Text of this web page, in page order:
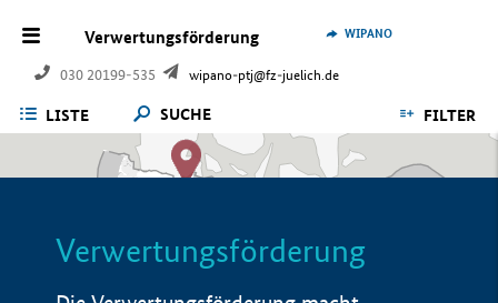
Verwertungsförderung
030 20199-535 wipano-ptj@fz-juelich.de
WIPANO
LISTE SUCHE FILTER
Verwertungsförderung